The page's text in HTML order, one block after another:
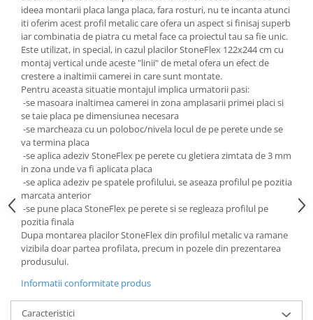
ideea montarii placa langa placa, fara rosturi, nu te incanta atunci
iti oferim acest profil metalic care ofera un aspect si finisaj superb
iar combinatia de piatra cu metal face ca proiectul tau sa fie unic.
Este utilizat, in special, in cazul placilor StoneFlex 122x244 cm cu
montaj vertical unde aceste "linii" de metal ofera un efect de
crestere a inaltimii camerei in care sunt montate.
Pentru aceasta situatie montajul implica urmatorii pasi:
-se masoara inaltimea camerei in zona amplasarii primei placi si
se taie placa pe dimensiunea necesara
-se marcheaza cu un poloboc/nivela locul de pe perete unde se
va termina placa
-se aplica adeziv StoneFlex pe perete cu gletiera zimtata de 3 mm
in zona unde va fi aplicata placa
-se aplica adeziv pe spatele profilului, se aseaza profilul pe pozitia
marcata anterior
-se pune placa StoneFlex pe perete si se regleaza profilul pe
pozitia finala
Dupa montarea placilor StoneFlex din profilul metalic va ramane
vizibila doar partea profilata, precum in pozele din prezentarea
produsului.
Informatii conformitate produs
Caracteristici